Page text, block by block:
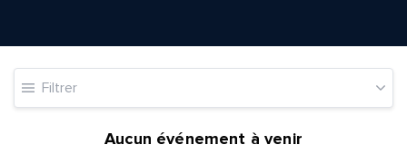
Filtrer
Aucun événement à venir